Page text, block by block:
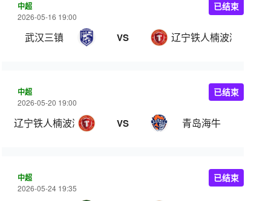
中超
2026-05-16 19:00
武汉三镇 VS 辽宁铁人楠波湾
已结束
中超
2026-05-20 19:00
辽宁铁人楠波湾 VS 青岛海牛
已结束
中超
2026-05-24 19:35
已结束